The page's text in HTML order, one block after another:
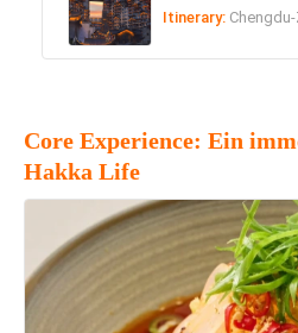
Itinerary:
Core Experience: Ein
Hakka Life